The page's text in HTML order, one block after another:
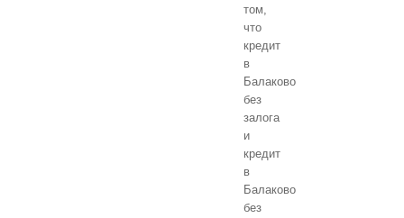
том,
что
кредит
в
Балаково
без
залога
и
кредит
в
Балаково
без